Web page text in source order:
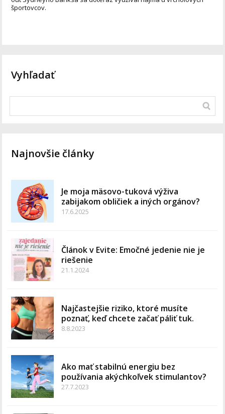
športovcov.
Vyhľadať
Najnovšie články
Je moja mäsovo-tuková výživa
zabijakom obličiek a iných orgánov?
17.6.2025
Článok v Evite: Emočné jedenie nie je
riešenie
21.1.2024
Najčastejšie riziko, ktoré musíte
poznať, keď chcete začať páliť tuk.
8.8.2023
Ako mať stabilnú energiu bez
používania akýchkoľvek stimulantov?
27.7.2023